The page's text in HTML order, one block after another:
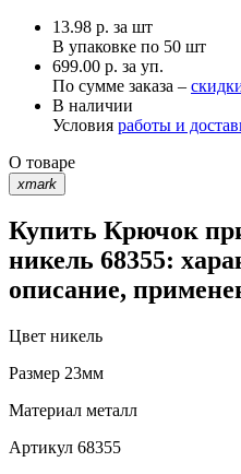
13.98 р. за шт
В упаковке по 50 шт
699.00 р. за уп.
По сумме заказа –
В наличии
Условия работы и
О товаре
xmark
Купить Крючок
никель 68355:
описание,
Цвет никель
Размер 23мм
Материал металл
Артикул 68355